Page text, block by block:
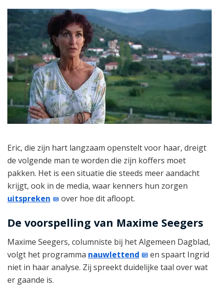
Eric, die zijn hart langzaam openstelt voor haar, dreigt
de volgende man te worden die zijn koffers moet
pakken. Het is een situatie die steeds meer aandacht
krijgt, ook in de media, waar kenners hun zorgen
uitspreken
over hoe dit afloopt.
De voorspelling van Maxime Seegers
Maxime Seegers, columniste bij het Algemeen Dagblad,
volgt het programma nauwlettend
en spaart Ingrid
niet in haar analyse. Zij spreekt duidelijke taal over wat
er gaande is.